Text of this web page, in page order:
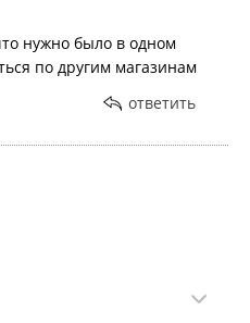
нужно было в одном
по другим магазинам
ответить